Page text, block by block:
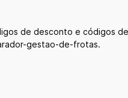
de desconto e códigos de
gestao-de-frotas.